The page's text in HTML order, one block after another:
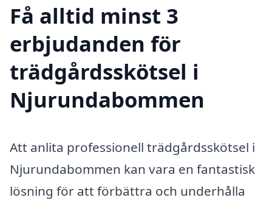
Få alltid minst 3
erbjudanden för
trädgårdsskötsel i
Njurundabommen
Att anlita professionell trädgårdsskötsel i
Njurundabommen kan vara en fantastisk
lösning för att förbättra och underhålla